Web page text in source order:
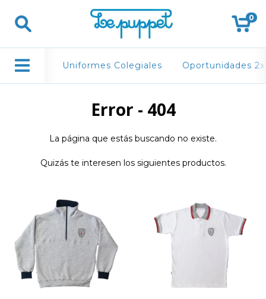
0
Uniformes Colegiales Oportunidades
Error - 404
La página que estás buscando no existe.
Quizás te interesen los siguientes productos.